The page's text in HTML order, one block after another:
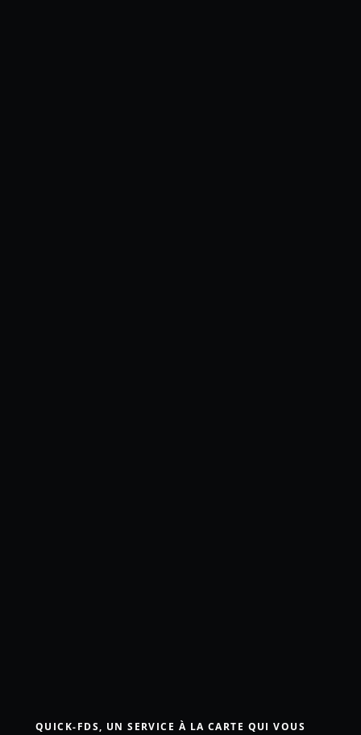
QUICK-FDS, UN SERVICE À LA CARTE QUI VOUS